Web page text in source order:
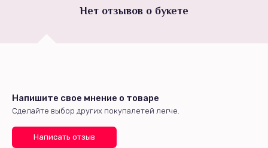
Нет отзывов о букете
Напишите свое мнение о товаре
Сделайте выбор других покупалетей легче.
Написать отзыв